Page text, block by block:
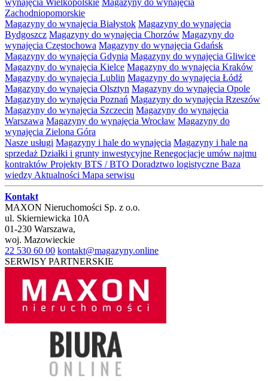
wynajęcia Wielkopolskie Magazyny do wynajęcia
Zachodniopomorskie
Magazyny do wynajęcia Białystok Magazyny do wynajęcia
Bydgoszcz Magazyny do wynajęcia Chorzów Magazyny do
wynajęcia Częstochowa Magazyny do wynajęcia Gdańsk
Magazyny do wynajęcia Gdynia Magazyny do wynajęcia Gliwice
Magazyny do wynajęcia Kielce Magazyny do wynajęcia Kraków
Magazyny do wynajęcia Lublin Magazyny do wynajęcia Łódź
Magazyny do wynajęcia Olsztyn Magazyny do wynajęcia Opole
Magazyny do wynajęcia Poznań Magazyny do wynajęcia Rzeszów
Magazyny do wynajęcia Szczecin Magazyny do wynajęcia
Warszawa Magazyny do wynajęcia Wrocław Magazyny do
wynajęcia Zielona Góra
Nasze usługi Magazyny i hale do wynajęcia Magazyny i hale na
sprzedaż Działki i grunty inwestycyjne Renegocjacje umów najmu
kontraktów Projekty BTS / BTO Doradztwo logistyczne Baza
wiedzy Aktualności Mapa serwisu
Kontakt
MAXON Nieruchomości Sp. z o.o.
ul. Skierniewicka 10A
01-230 Warszawa,
woj. Mazowieckie
22 530 60 00 kontakt@magazyny.online
SERWISY PARTNERSKIE